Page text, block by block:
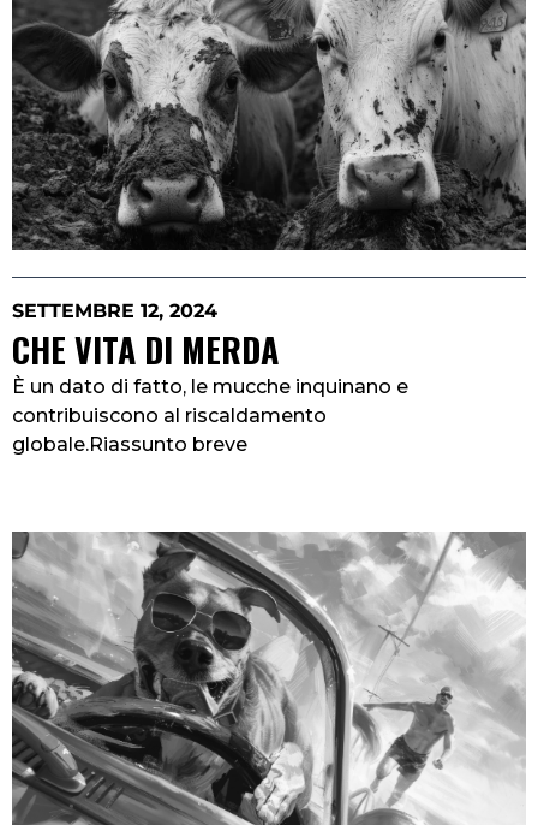
SETTEMBRE 12, 2024
CHE VITA DI MERDA
È un dato di fatto, le mucche inquinano e
contribuiscono al riscaldamento
globale.Riassunto breve